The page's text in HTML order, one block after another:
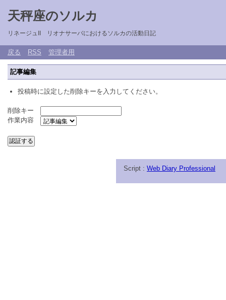
天秤座のソルカ
リネージュII リオナサーバにおけるソルカの活動日記
戻る RSS 管理者用
記事編集
投稿時に設定した削除キーを入力してください。
削除キー
作業内容
Script : Web Diary Professional